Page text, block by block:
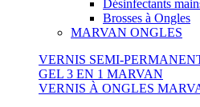
Désinfectants
Brosses à Ongles
MARVAN ONGLES
VERNIS SEMI-
GEL 3 EN 1 MARVAN
VERNIS À ONGLES